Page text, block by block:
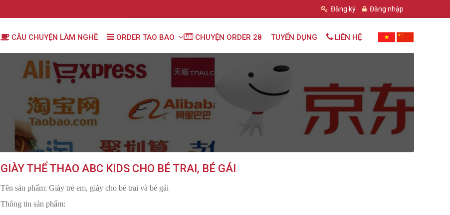
Đăng ký Đăng nhập
CÂU CHUYỆN LÀM NGHỀ ORDER TAO BAO CHUYỆN ORDER 28 TUYỂN DỤNG LIÊN HỆ
GIÀY THỂ THAO ABC KIDS CHO BÉ TRAI, BÉ GÁI
Tên sản phẩm: Giày trẻ em, giày cho bé trai và bé gái
Thông tin sản phẩm: